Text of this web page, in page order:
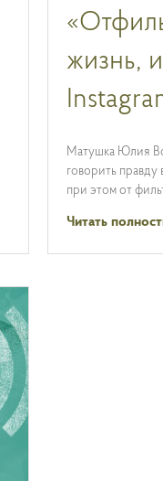
жизнь,
Матушка Юлия
говорить правду
при этом от
Читать